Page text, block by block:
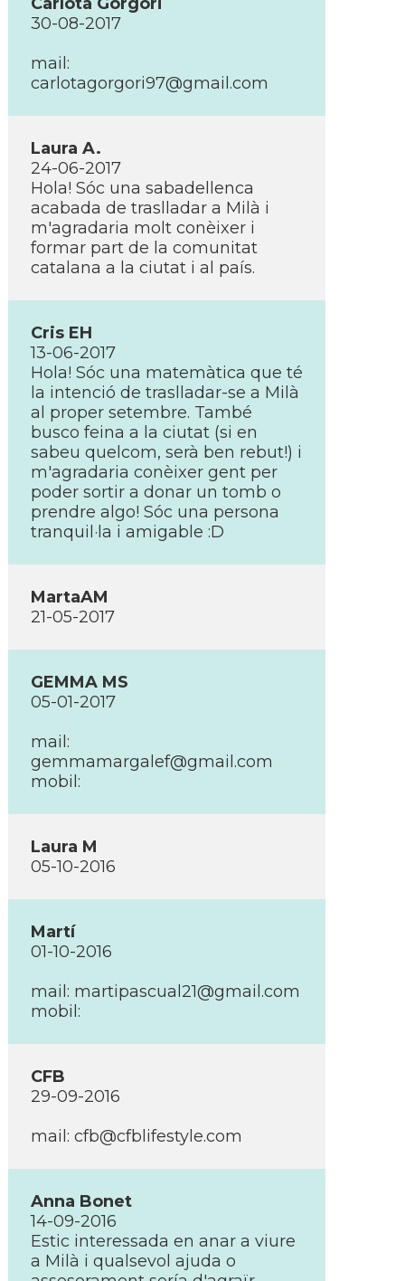
30-08-2017
mail:
carlotagorgori97@gmail.com
Laura A.
24-06-2017
Hola! Sóc una sabadellenca
acabada de traslladar a Milà i
m'agradaria molt conèixer i
formar part de la comunitat
catalana a la ciutat i al paí­s.
Cris EH
13-06-2017
Hola! Sóc una matemàtica que té
la intenció de traslladar-se a Milà
al proper setembre. També
busco feina a la ciutat (si en
sabeu quelcom, serà ben rebut!) i
m'agradaria conèixer gent per
poder sortir a donar un tomb o
prendre algo! Sóc una persona
tranquil·la i amigable :D
MartaAM
21-05-2017
GEMMA MS
05-01-2017
mail:
gemmamargalef@gmail.com
mobil:
Laura M
05-10-2016
Martí­
01-10-2016
mail: martipascual21@gmail.com
mobil:
CFB
29-09-2016
mail: cfb@cfblifestyle.com
Anna Bonet
14-09-2016
Estic interessada en anar a viure
a Milà i qualsevol ajuda o